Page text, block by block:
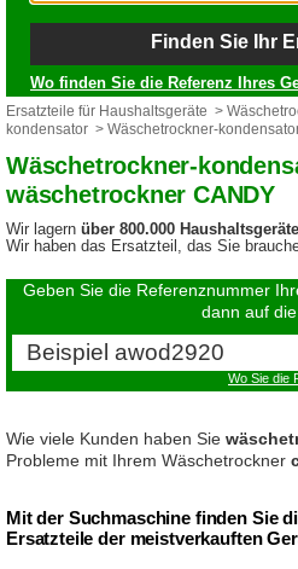
Finden Sie Ihr
Wo finden Sie die Referenz Ihres
Ersatzteile für Haushaltsgeräte >
kondensator > Wäschetrockner-
Wäschetrockner-
wäschetrockner CANDY
Wir lagern über 800.000
Wir haben das Ersatzteil, das Sie
Geben Sie die Referenznummer
dann auf
Wo Sie die
Wie viele Kunden haben Sie
Probleme mit Ihrem Wäschetrockner
Mit der Suchmaschine finden Sie
Ersatzteile der meistverkauften